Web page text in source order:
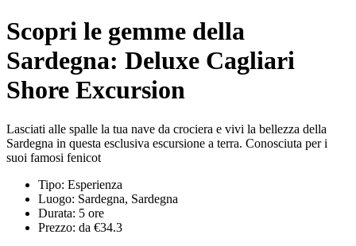
Scopri le gemme della
Sardegna: Deluxe Cagliari
Shore Excursion
Lasciati alle spalle la tua nave da crociera e vivi la bellezza della
Sardegna in questa esclusiva escursione a terra. Conosciuta per i
suoi famosi fenicot
Tipo: Esperienza
Luogo: Sardegna, Sardegna
Durata: 5 ore
Prezzo: da €34.3